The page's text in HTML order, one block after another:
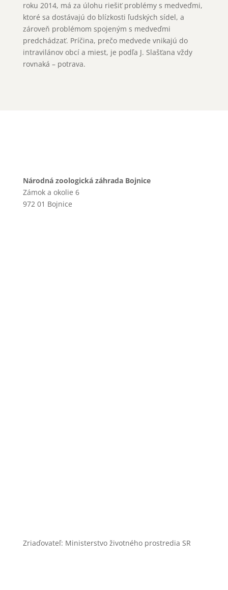
roku 2014, má za úlohu riešiť problémy s medveďmi,
ktoré sa dostávajú do blízkosti ľudských sídel, a
zároveň problémom spojeným s medveďmi
predchádzať. Príčina, prečo medvede vnikajú do
intravilánov obcí a miest, je podľa J. Slašťana vždy
rovnaká – potrava.
Národná zoologická záhrada Bojnice
Zámok a okolie 6
972 01 Bojnice
Zriaďovateľ: Ministerstvo životného prostredia SR